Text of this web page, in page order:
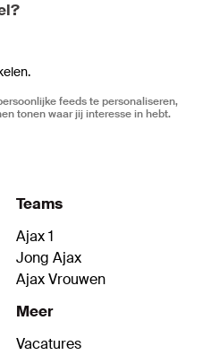
feeds te personaliseren,
tonen waar jij interesse in hebt.
Teams
Ajax 1
Jong Ajax
Ajax Vrouwen
Meer
Vacatures